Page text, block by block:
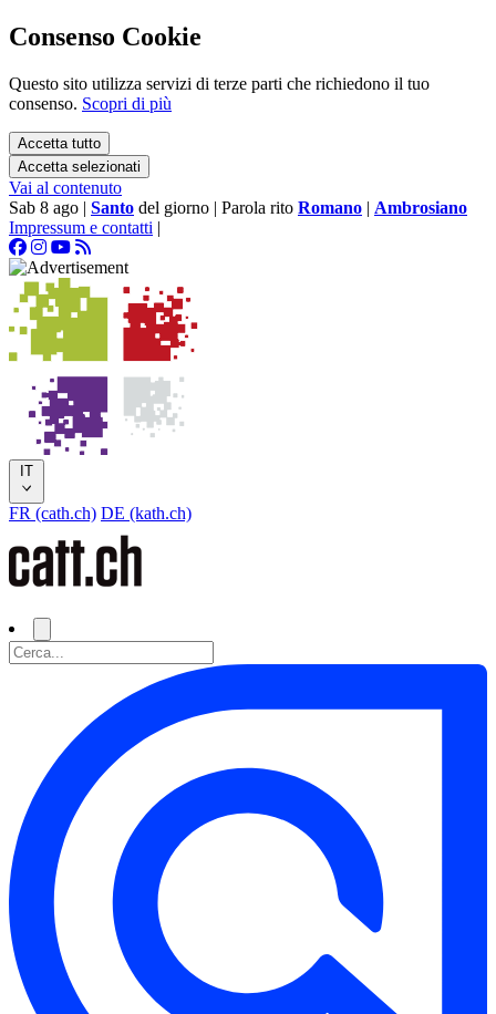
Consenso Cookie
Questo sito utilizza servizi di terze parti che richiedono il tuo
consenso. Scopri di più
Accetta tutto
Accetta selezionati
Vai al contenuto
Sab 8 ago | Santo del giorno | Parola rito Romano | Ambrosiano
Impressum e contatti |
IT
FR (cath.ch) DE (kath.ch)